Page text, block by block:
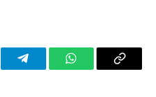
TelegramWhatsAppCopy